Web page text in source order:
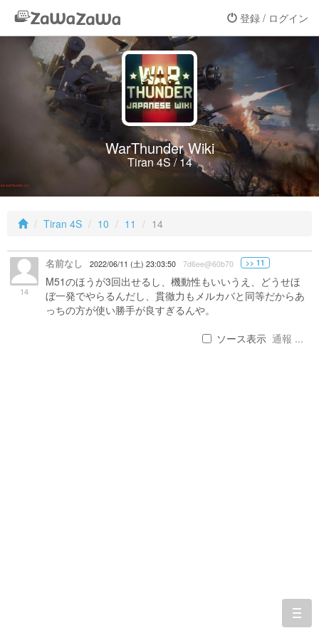
登録 / ログイン
WarThunder Wiki
Tiran 4S / 14
Tiran 4S 10 11 14
14
名前なし 2022/06/11 (土) 23:03:50 7d6ee@60b70 >> 11
M51のほうが3回出せるし、機動性もいいうえ、どうせほ
ぼ一発でやらるんだし、貫徹力もメルカバと同等だからあ
っちの方が使い勝手が良すぎるんや。
ソース表示 通報 ...